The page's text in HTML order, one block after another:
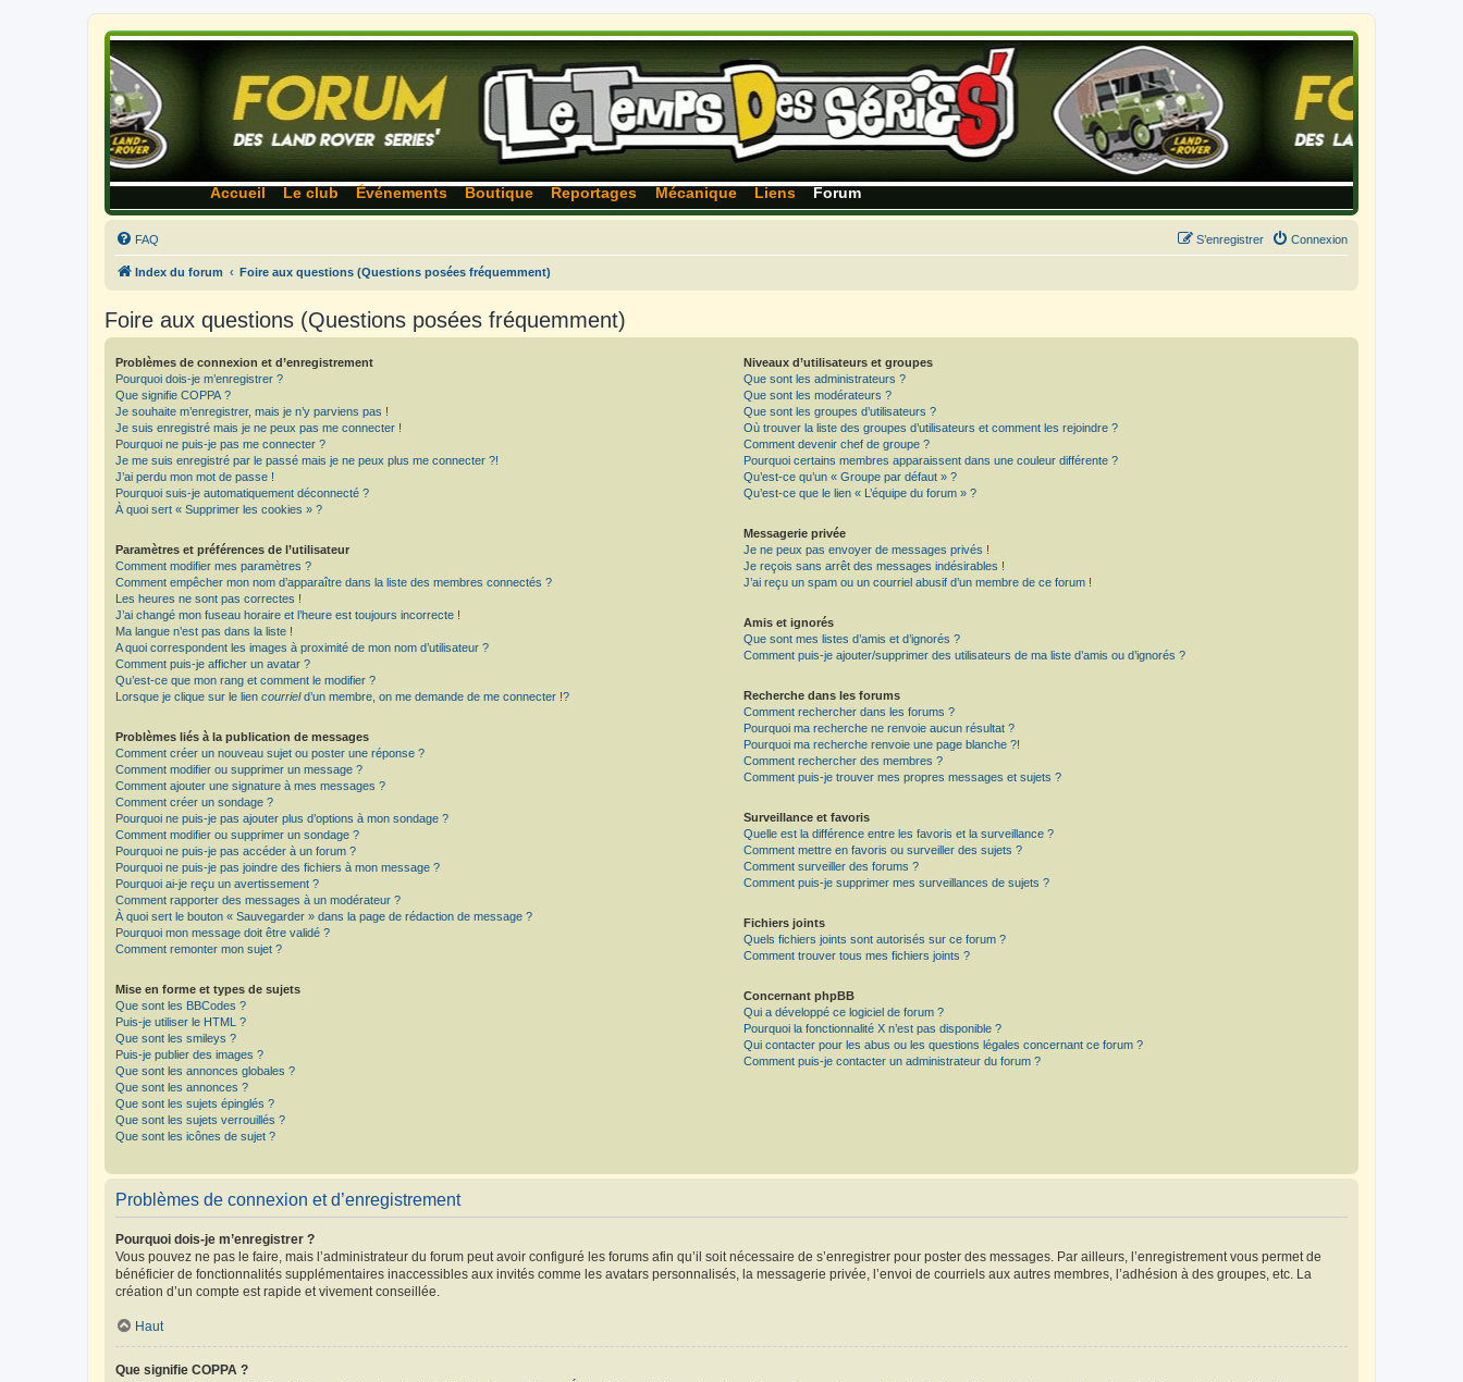
Accueil Le club Événements Boutique Reportages Mécanique Liens Forum
FAQ Connexion
S’enregistrer
Index du forum Foire aux questions (Questions posées fréquemment)
Foire aux questions (Questions posées fréquemment)
Problèmes de connexion et d’enregistrement
Pourquoi dois-je m’enregistrer ?
Que signifie COPPA ?
Je souhaite m’enregistrer, mais je n’y parviens pas !
Je suis enregistré mais je ne peux pas me connecter !
Pourquoi ne puis-je pas me connecter ?
Je me suis enregistré par le passé mais je ne peux plus me connecter ?!
J’ai perdu mon mot de passe !
Pourquoi suis-je automatiquement déconnecté ?
À quoi sert « Supprimer les cookies » ?
Paramètres et préférences de l’utilisateur
Comment modifier mes paramètres ?
Comment empêcher mon nom d’apparaître dans la liste des membres connectés ?
Les heures ne sont pas correctes !
J’ai changé mon fuseau horaire et l’heure est toujours incorrecte !
Ma langue n’est pas dans la liste !
A quoi correspondent les images à proximité de mon nom d’utilisateur ?
Comment puis-je afficher un avatar ?
Qu’est-ce que mon rang et comment le modifier ?
Lorsque je clique sur le lien courrield’un membre, on me demande de me connecter !?
Problèmes liés à la publication de messages
Comment créer un nouveau sujet ou poster une réponse ?
Comment modifier ou supprimer un message ?
Comment ajouter une signature à mes messages ?
Comment créer un sondage ?
Pourquoi ne puis-je pas ajouter plus d’options à mon sondage ?
Comment modifier ou supprimer un sondage ?
Pourquoi ne puis-je pas accéder à un forum ?
Pourquoi ne puis-je pas joindre des fichiers à mon message ?
Pourquoi ai-je reçu un avertissement ?
Comment rapporter des messages à un modérateur ?
À quoi sert le bouton « Sauvegarder » dans la page de rédaction de message ?
Pourquoi mon message doit être validé ?
Comment remonter mon sujet ?
Mise en forme et types de sujets
Que sont les BBCodes ?
Puis-je utiliser le HTML ?
Que sont les smileys ?
Puis-je publier des images ?
Que sont les annonces globales ?
Que sont les annonces ?
Que sont les sujets épinglés ?
Que sont les sujets verrouillés ?
Que sont les icônes de sujet ?
Niveaux d’utilisateurs et groupes
Que sont les administrateurs ?
Que sont les modérateurs ?
Que sont les groupes d’utilisateurs ?
Où trouver la liste des groupes d’utilisateurs et comment les rejoindre ?
Comment devenir chef de groupe ?
Pourquoi certains membres apparaissent dans une couleur différente ?
Qu’est-ce qu’un « Groupe par défaut » ?
Qu’est-ce que le lien « L’équipe du forum » ?
Messagerie privée
Je ne peux pas envoyer de messages privés !
Je reçois sans arrêt des messages indésirables !
J’ai reçu un spam ou un courriel abusif d’un membre de ce forum !
Amis et ignorés
Que sont mes listes d’amis et d’ignorés ?
Comment puis-je ajouter/supprimer des utilisateurs de ma liste d’amis ou d’ignorés ?
Recherche dans les forums
Comment rechercher dans les forums ?
Pourquoi ma recherche ne renvoie aucun résultat ?
Pourquoi ma recherche renvoie une page blanche ?!
Comment rechercher des membres ?
Comment puis-je trouver mes propres messages et sujets ?
Surveillance et favoris
Quelle est la différence entre les favoris et la surveillance ?
Comment mettre en favoris ou surveiller des sujets ?
Comment surveiller des forums ?
Comment puis-je supprimer mes surveillances de sujets ?
Fichiers joints
Quels fichiers joints sont autorisés sur ce forum ?
Comment trouver tous mes fichiers joints ?
Concernant phpBB
Qui a développé ce logiciel de forum ?
Pourquoi la fonctionnalité X n’est pas disponible ?
Qui contacter pour les abus ou les questions légales concernant ce forum ?
Comment puis-je contacter un administrateur du forum ?
Problèmes de connexion et d’enregistrement
Pourquoi dois-je m’enregistrer ?
Vous pouvez ne pas le faire, mais l’administrateur du forum peut avoir configuré les forums afin qu’il soit nécessaire de s’enregistrer pour poster des messages. Par ailleurs, l’enregistrement vous permet de
bénéficier de fonctionnalités supplémentaires inaccessibles aux invités comme les avatars personnalisés, la messagerie privée, l’envoi de courriels aux autres membres, l’adhésion à des groupes, etc. La
création d’un compte est rapide et vivement conseillée.
Haut
Que signifie COPPA ?